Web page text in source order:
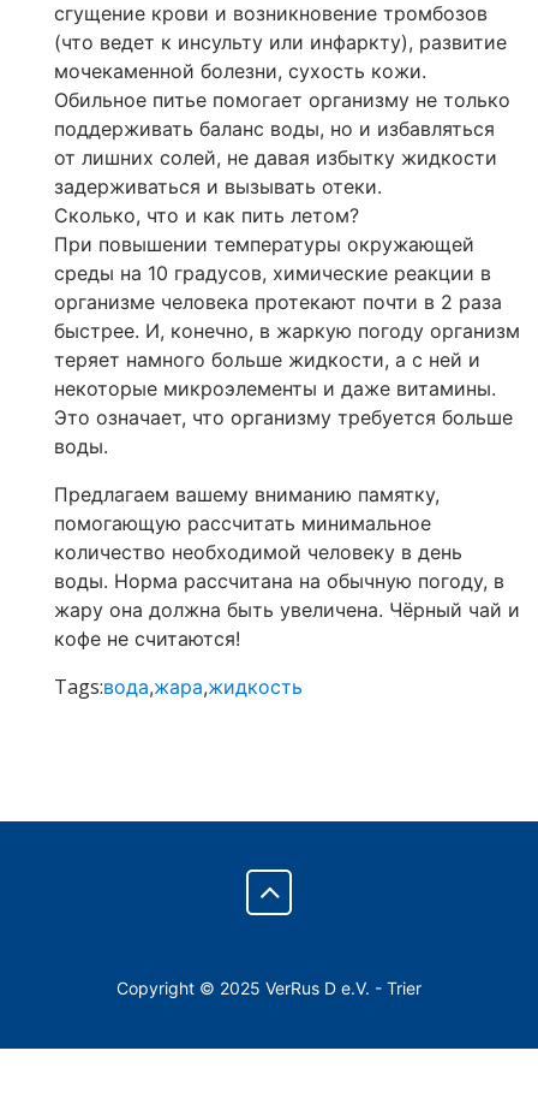
сгущение крови и возникновение тромбозов
(что ведет к инсульту или инфаркту), развитие
мочекаменной болезни, сухость кожи.
Обильное питье помогает организму не только
поддерживать баланс воды, но и избавляться
от лишних солей, не давая избытку жидкости
задерживаться и вызывать отеки.
Cколько, что и как пить летом?
При повышении температуры окружающей
среды на 10 градусов, химические реакции в
организме человека протекают почти в 2 раза
быстрее. И, конечно, в жаркую погоду организм
теряет намного больше жидкости, а с ней и
некоторые микроэлементы и даже витамины.
Это означает, что организму требуется больше
воды.
Предлагаем вашему вниманию памятку,
помогающую рассчитать минимальное
количество необходимой человеку в день
воды. Норма рассчитана на обычную погоду, в
жару она должна быть увеличена. Чёрный чай и
кофе не считаются!
Tags:вода,жара,жидкость
Copyright © 2025 VerRus D e.V. - Trier